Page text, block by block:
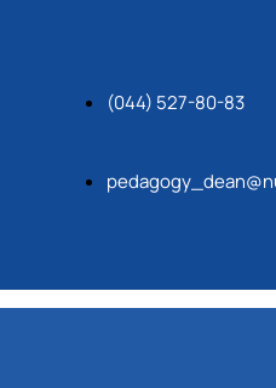
(044) 527-80-83